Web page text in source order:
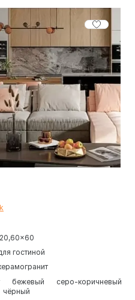
60x60
гостиной
бежевый
серо-коричневый
чёрный